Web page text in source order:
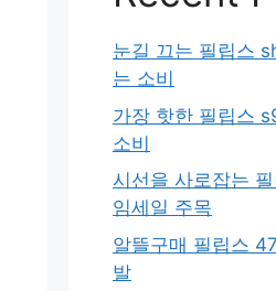
눈길 끄는 필립스
는 소비
가장 핫한 필립스
소비
시선을 사로잡는
임세일 주목
알뜰구매 필립스
발